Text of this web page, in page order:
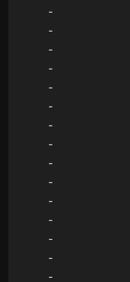
-
-
-
-
-
-
-
-
-
-
-
-
-
-
-